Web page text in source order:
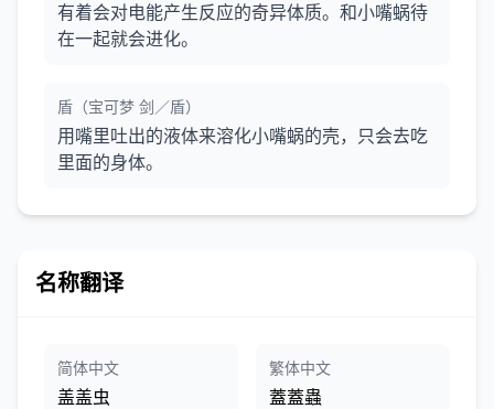
有着会对电能产生反应的奇异体质。和小嘴蜗待
在一起就会进化。
盾（宝可梦 剑／盾）
用嘴里吐出的液体来溶化小嘴蜗的壳，只会去吃
里面的身体。
名称翻译
简体中文
盖盖虫
繁体中文
蓋蓋蟲